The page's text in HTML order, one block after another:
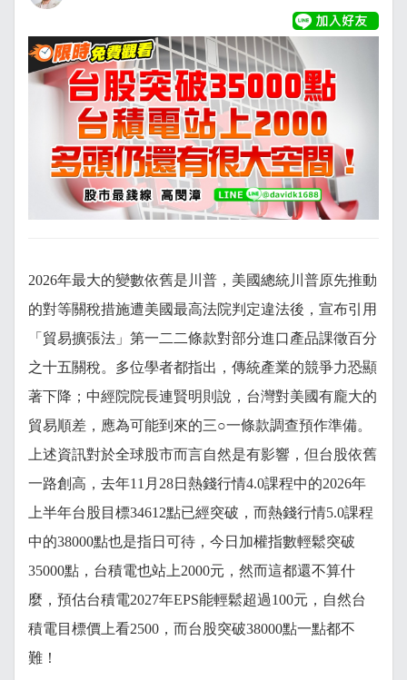
2026年最大的變數依舊是川普，美國總統川普原先推動
的對等關稅措施遭美國最高法院判定違法後，宣布引用
「貿易擴張法」第一二二條款對部分進口產品課徵百分
之十五關稅。多位學者都指出，傳統產業的競爭力恐顯
著下降；中經院院長連賢明則說，台灣對美國有龐大的
貿易順差，應為可能到來的三○一條款調查預作準備。
上述資訊對於全球股市而言自然是有影響，但台股依舊
一路創高，去年11月28日熱錢行情4.0課程中的2026年
上半年台股目標34612點已經突破，而熱錢行情5.0課程
中的38000點也是指日可待，今日加權指數輕鬆突破
35000點，台積電也站上2000元，然而這都還不算什
麼，預估台積電2027年EPS能輕鬆超過100元，自然台
積電目標價上看2500，而台股突破38000點一點都不
難！